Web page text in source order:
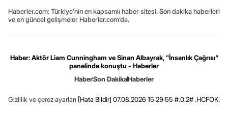
Haberler.com: Türkiye’nin en kapsamlı haber sitesi. Son dakika haberleri
ve en güncel gelişmeler Haberler.com’da.
Haber: Aktör Liam Cunningham ve Sinan Albayrak, "İnsanlık Çağrısı"
panelinde konuştu - Haberler
HaberSon DakikaHaberler
Gizlilik ve çerez ayarları [Hata Bildir] 07.08.2026 15:29:55 #.0.2# .HCFOK.